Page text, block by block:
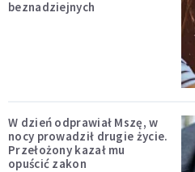
beznadziejnych
W dzień odprawiał Mszę, w
nocy prowadził drugie życie.
Przełożony kazał mu
opuścić zakon